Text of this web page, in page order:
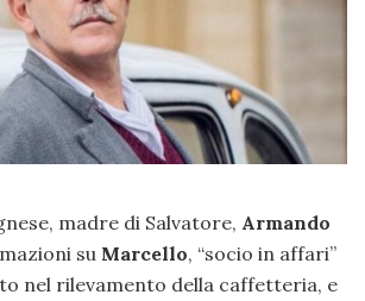
madre di Salvatore, Armando
su Marcello, “socio in affari”
nel rilevamento della caffetteria, e